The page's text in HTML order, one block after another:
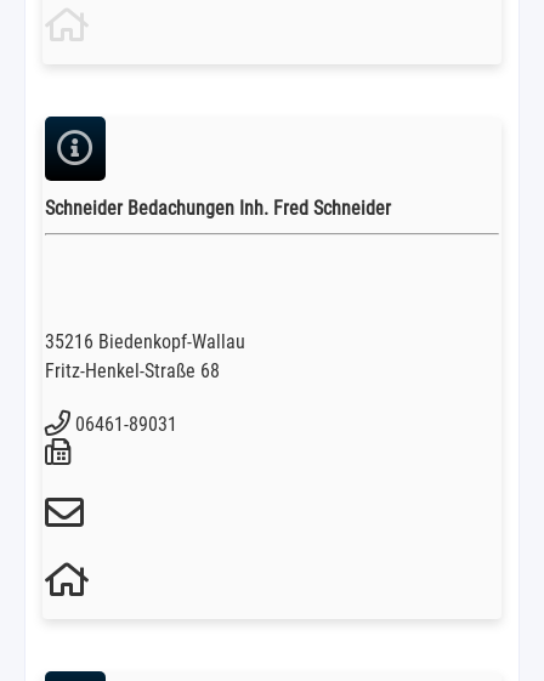
Schneider Bedachungen Inh. Fred Schneider
35216 Biedenkopf-Wallau
Fritz-Henkel-Straße 68
06461-89031